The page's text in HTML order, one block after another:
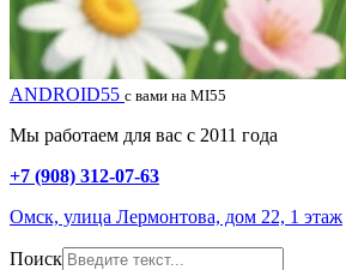
ANDROID55 с вами на MI55
Мы работаем для вас с 2011 года
+7 (908) 312-07-63
Омск, улица Лермонтова, дом 22, 1 этаж
Поиск